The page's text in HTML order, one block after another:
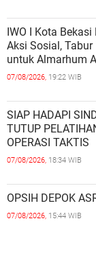
IWO I Kota
Aksi Sosial,
untuk Almarhum
07/08/2026, 19:22 WIB
SIAP HADAPI
TUTUP
OPERASI TAKTIS
07/08/2026, 18:34 WIB
OPSIH DEPOK
07/08/2026, 15:44 WIB